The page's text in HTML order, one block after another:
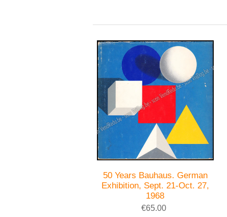
50 Years Bauhaus. German
Exhibition, Sept. 21-Oct. 27,
1968
€65.00